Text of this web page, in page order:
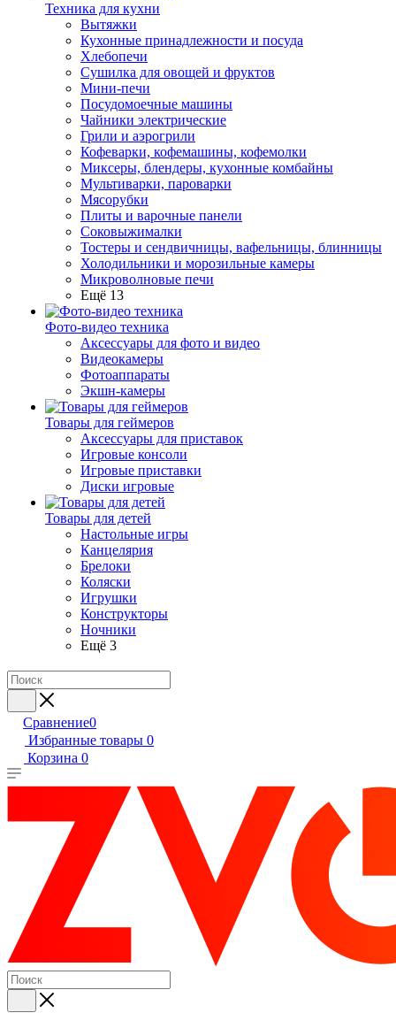
Техника для кухни
Вытяжки
Кухонные принадлежности и посуда
Хлебопечи
Сушилка для овощей и фруктов
Мини-печи
Посудомоечные машины
Чайники электрические
Грили и аэрогрили
Кофеварки, кофемашины, кофемолки
Миксеры, блендеры, кухонные комбайны
Мультиварки, пароварки
Мясорубки
Плиты и варочные панели
Соковыжималки
Тостеры и сендвичницы, вафельницы, блинницы
Холодильники и морозильные камеры
Микроволновые печи
Ещё 13
Фото-видео техника
Аксессуары для фото и видео
Видеокамеры
Фотоаппараты
Экшн-камеры
Товары для геймеров
Аксессуары для приставок
Игровые консоли
Игровые приставки
Диски игровые
Товары для детей
Настольные игры
Канцелярия
Брелоки
Коляски
Игрушки
Конструкторы
Ночники
Ещё 3
Сравнение0
Избранные товары 0
Корзина 0